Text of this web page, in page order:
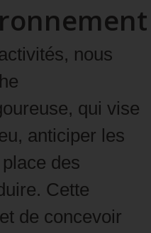
nous
qui vise
anticiper les
des
Cette
de concevoir